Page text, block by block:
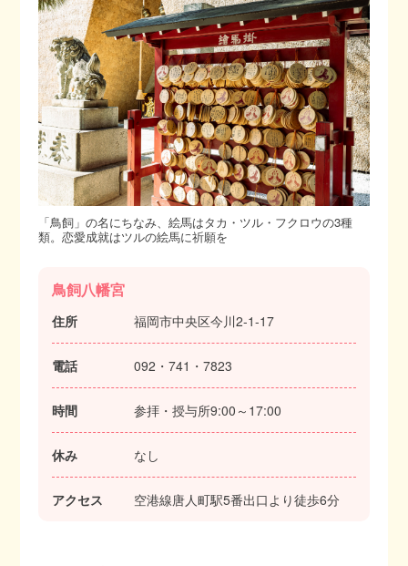
「鳥飼」の名にちなみ、絵馬はタカ・ツル・フクロウの3種
類。恋愛成就はツルの絵馬に祈願を
鳥飼八幡宮
住所 福岡市中央区今川2-1-17
電話 092・741・7823
時間 参拝・授与所9:00～17:00
休み なし
アクセス 空港線唐人町駅5番出口より徒歩6分